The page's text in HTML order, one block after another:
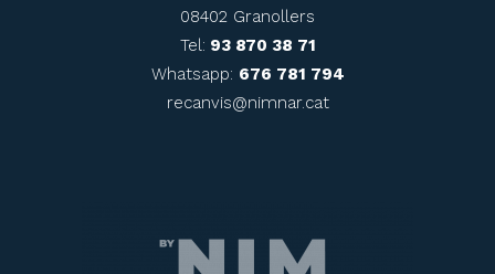
08402 Granollers
Tel: 93 870 38 71
Whatsapp: 676 781 794
recanvis@nimnar.cat